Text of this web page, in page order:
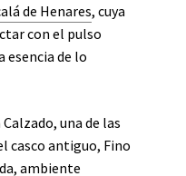
de Henares, cuya
con el pulso
esencia de lo
una de las
casco antiguo, Fino
ambiente